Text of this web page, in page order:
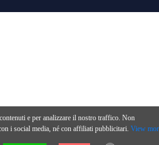
e per analizzare il nostro traffico. Non
i social media, né con affiliati pubblicitari. View